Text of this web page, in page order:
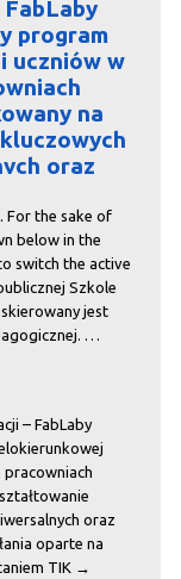
program
uczniów w
na
oraz
TIK
For the sake of
below in the
switch the active
Szkole
jest
…
– FabLaby
pracowniach
oraz
oparte na
TIK →